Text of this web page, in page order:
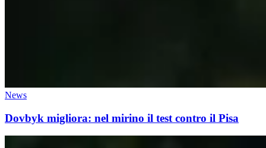
News
Dovbyk migliora: nel mirino il test contro il Pisa